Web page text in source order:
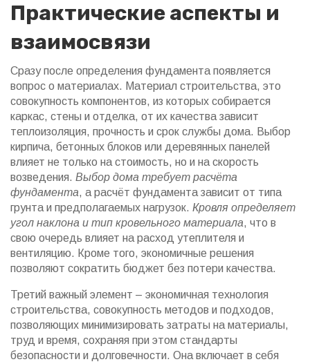
Практические аспекты и
взаимосвязи
Сразу после определения фундамента появляется
вопрос о материалах. Материал строительства, это
совокупность компонентов, из которых собирается
каркас, стены и отделка, от их качества зависит
теплоизоляция, прочность и срок службы дома. Выбор
кирпича, бетонных блоков или деревянных панелей
влияет не только на стоимость, но и на скорость
возведения. Выбор дома требует расчёта
фундамента, а расчёт фундамента зависит от типа
грунта и предполагаемых нагрузок. Кровля определяет
угол наклона и тип кровельного материала, что в
свою очередь влияет на расход утеплителя и
вентиляцию. Кроме того, экономичные решения
позволяют сократить бюджет без потери качества.
Третий важный элемент – экономичная технология
строительства, совокупность методов и подходов,
позволяющих минимизировать затраты на материалы,
труд и время, сохраняя при этом стандарты
безопасности и долговечности. Она включает в себя